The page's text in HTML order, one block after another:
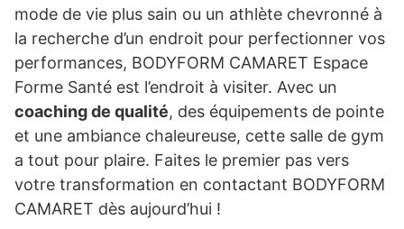
mode de vie plus sain ou un athlète chevronné à
la recherche d’un endroit pour perfectionner vos
performances, BODYFORM CAMARET Espace
Forme Santé est l’endroit à visiter. Avec un
coaching de qualité, des équipements de pointe
et une ambiance chaleureuse, cette salle de gym
a tout pour plaire. Faites le premier pas vers
votre transformation en contactant BODYFORM
CAMARET dès aujourd’hui !